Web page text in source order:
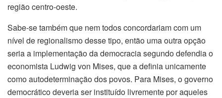
região centro-oeste.
Sabe-se também que nem todos concordariam com um
nível de regionalismo desse tipo, então uma outra opção
seria a implementação da democracia segundo defendia o
economista Ludwig von Mises, que a definia unicamente
como autodeterminação dos povos. Para Mises, o governo
democrático deveria ser instituído livremente por aqueles